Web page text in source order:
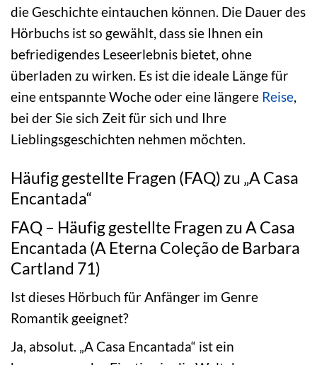
die Geschichte eintauchen können. Die Dauer des
Hörbuchs ist so gewählt, dass sie Ihnen ein
befriedigendes Leseerlebnis bietet, ohne
überladen zu wirken. Es ist die ideale Länge für
eine entspannte Woche oder eine längere Reise,
bei der Sie sich Zeit für sich und Ihre
Lieblingsgeschichten nehmen möchten.
Häufig gestellte Fragen (FAQ) zu „A Casa
Encantada“
FAQ – Häufig gestellte Fragen zu A Casa
Encantada (A Eterna Coleção de Barbara
Cartland 71)
Ist dieses Hörbuch für Anfänger im Genre
Romantik geeignet?
Ja, absolut. „A Casa Encantada“ ist ein